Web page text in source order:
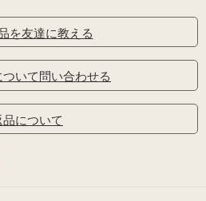
を友達に教える
ついて問い合わせる
品について